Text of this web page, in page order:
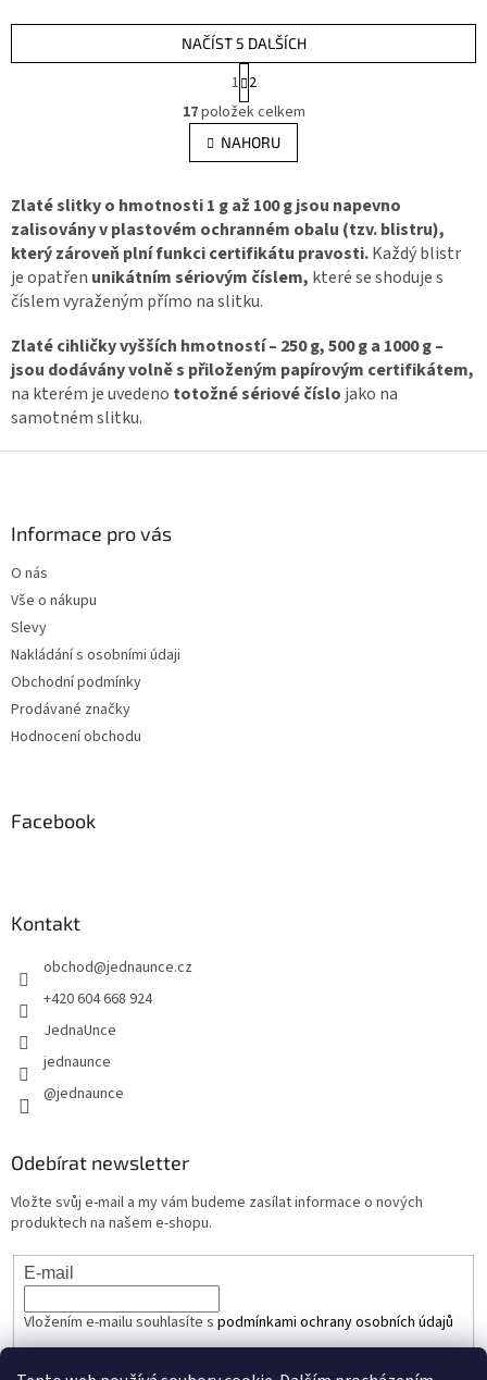
O
v
l
á
a
c
í
p
r
v
y
v
ý
s
NAČÍST 5 DALŠÍCH
S
t
r
á
n
k
v
n
í
1 2
17položek celkem
NAHORU
Zlaté slitky o hmotnosti 1 g až 100 g jsou napevno
zalisovány v plastovém ochranném obalu (tzv. blistru),
který zároveň plní funkci certifikátu pravosti.Každý blistr
je opatřen unikátním sériovým číslem, které se shoduje s
číslem vyraženým přímo na slitku.
Zlaté cihličky vyšších hmotností – 250 g, 500 g a 1000 g –
jsou dodávány volně s přiloženým papírovým certifikátem,
na kterém je uvedeno totožné sériové číslo jako na
samotném slitku.
Informace pro vás
O nás
Vše o nákupu
Slevy
Nakládání s osobními údaji
Obchodní podmínky
Prodávané značky
Hodnocení obchodu
Facebook
Kontakt
obchod@jednaunce.cz
+420 604 668 924
JednaUnce
jednaunce
@jednaunce
Odebírat newsletter
Vložte svůj e-mail a my vám budeme zasílat informace o nových
produktech na našem e-shopu.
E-mail
Vložením e-mailu souhlasíte s podmínkami ochrany osobních údajů
PŘIHLÁSIT SE